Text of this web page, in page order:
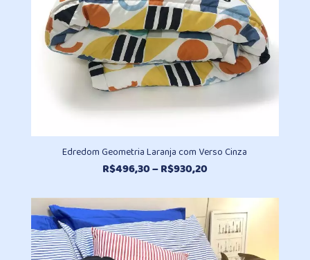
Edredom Geometria Laranja com Verso Cinza
R$496,30–R$930,20Faixa
preço:
R$496,30
através
R$930,20